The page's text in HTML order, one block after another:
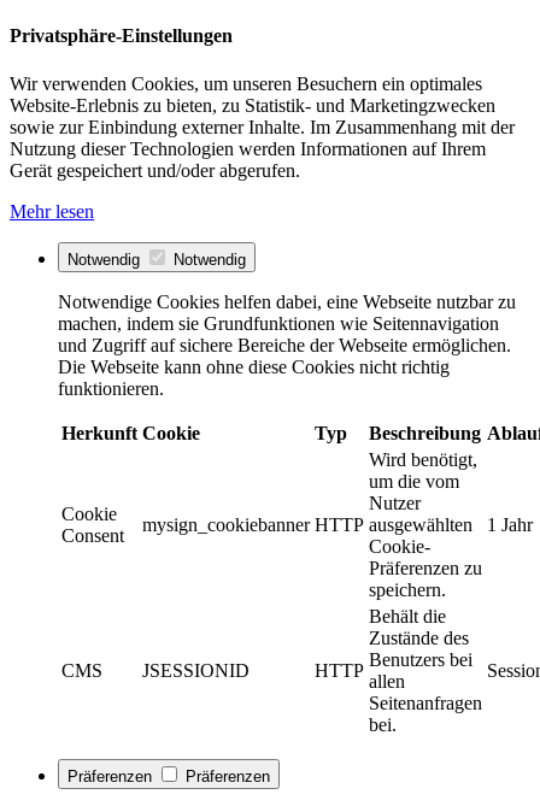
Privatsphäre-Einstellungen
Wir verwenden Cookies, um unseren Besuchern ein optimales
Website-Erlebnis zu bieten, zu Statistik- und Marketingzwecken
sowie zur Einbindung externer Inhalte. Im Zusammenhang mit der
Nutzung dieser Technologien werden Informationen auf Ihrem
Gerät gespeichert und/oder abgerufen.
Mehr lesen
Notwendig Notwendig
Notwendige Cookies helfen dabei, eine Webseite nutzbar zu
machen, indem sie Grundfunktionen wie Seitennavigation
und Zugriff auf sichere Bereiche der Webseite ermöglichen.
Die Webseite kann ohne diese Cookies nicht richtig
funktionieren.
Herkunft Cookie Typ Beschreibung
Cookie
Consent
mysign_cookiebanner HTTP
Wird benötigt,
um die vom
Nutzer
ausgewählten
Cookie-
Präferenzen zu
speichern.
1 Jahr
CMS JSESSIONID HTTP
Behält die
Zustände des
Benutzers bei
allen
Seitenanfragen
bei.
Präferenzen Präferenzen